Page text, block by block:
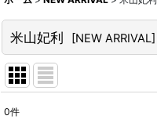
米山妃利 [NEW ARRIVAL]
0件